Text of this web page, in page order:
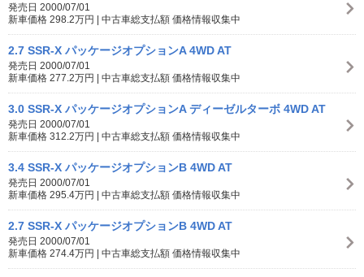
発売日 2000/07/01
新車価格 298.2万円 | 中古車総支払額 価格情報収集中
2.7 SSR-X パッケージオプションA 4WD AT
発売日 2000/07/01
新車価格 277.2万円 | 中古車総支払額 価格情報収集中
3.0 SSR-X パッケージオプションA ディーゼルターボ 4WD AT
発売日 2000/07/01
新車価格 312.2万円 | 中古車総支払額 価格情報収集中
3.4 SSR-X パッケージオプションB 4WD AT
発売日 2000/07/01
新車価格 295.4万円 | 中古車総支払額 価格情報収集中
2.7 SSR-X パッケージオプションB 4WD AT
発売日 2000/07/01
新車価格 274.4万円 | 中古車総支払額 価格情報収集中